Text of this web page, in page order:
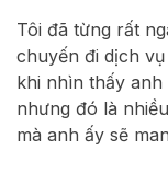
Tôi đã từng rất
chuyến đi dịch
khi nhìn thấy
nhưng đó là
mà anh ấy sẽ